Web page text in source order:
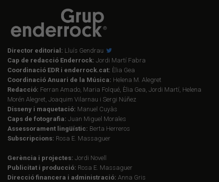
Director editorial: Lluís Gendrau
Cap de redacció Enderrock: Jordi Martí Fabra
Coordinació EDR i enderrock.cat: Èlia Gea
Coordinació Anuari de la Música: Helena M. Alegret
Redacció: Ferran Amado, Maria Folqué, Èlia Gea, Jordi Martí, Helena
Morén Alegret, Joaquim Vilarnau i Sergi Núñez
Disseny i maquetació: Manuel Cuyàs
Caps de fotografia: Juan Miguel Morales
Assessorament lingüístic: Berta Herreros
Subscripcions: Rosa E. Massaguer
Gerència i projectes: Jordi Novell
Publicitat i producció: Rosa E. Massaguer
Direcció financera i administració: Anna Gris